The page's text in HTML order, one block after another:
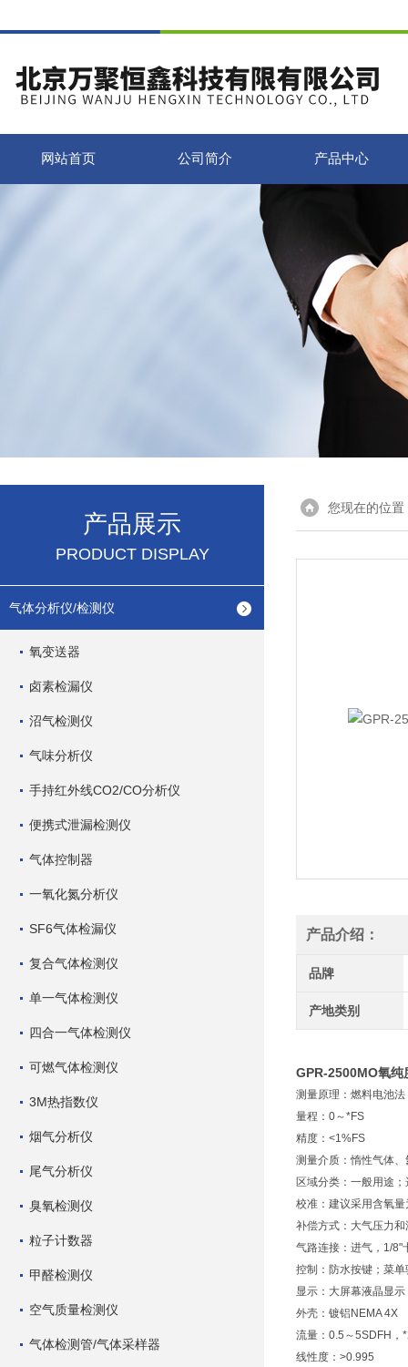
网站首页 公司简介 产品中心
产品展示
PRODUCT DISPLAY
气体分析仪/检测仪
氧变送器
卤素检漏仪
沼气检测仪
气味分析仪
手持红外线CO2/CO分析仪
便携式泄漏检测仪
气体控制器
一氧化氮分析仪
SF6气体检漏仪
复合气体检测仪
单一气体检测仪
四合一气体检测仪
可燃气体检测仪
3M热指数仪
烟气分析仪
尾气分析仪
臭氧检测仪
粒子计数器
甲醛检测仪
空气质量检测仪
气体检测管/气体采样器
您现在的位置
产品介绍：
品牌
产地类别
GPR-2500MO氧纯
测量原理：燃料电池法
量程：0～*FS
精度：<1%FS
测量介质：惰性气体
区域分类：一般用途
校准：建议采用含氧
补偿方式：大气压力和
气路连接：进气，1/8"
控制：防水按键；菜
显示：大屏幕液晶显
外壳：镀铝NEMA 4X
流量：0.5～5SDFH，
线性度：>0.995